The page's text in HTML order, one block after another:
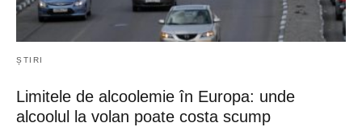
ȘTIRI
Limitele de alcoolemie în Europa: unde
alcoolul la volan poate costa scump